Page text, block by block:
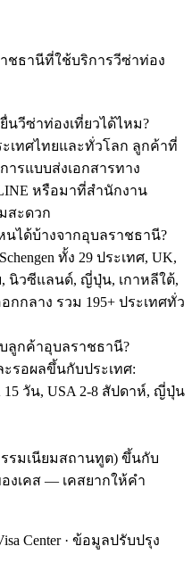
ชธานีที่ใช้บริการวีซ่าท่อง
นวีซ่าท่องเที่ยวได้ไหม?
เทศไทยและทั่วโลก ลูกค้าที่
รแบบส่งเอกสารทาง
หรือมาที่สำนักงาน
สะดวก
นได้บ้างจากอุบลราชธานี?
ทั้ง 29 ประเทศ, UK,
, นิวซีแลนด์, ญี่ปุ่น, เกาหลีใต้,
กกลาง รวม 195+ ประเทศทั่ว
ลูกค้าอุบลราชธานี?
ะรอผลขึ้นกับประเทศ:
15 วัน, USA 2-8 สัปดาห์, ญี่ปุ่น
รรมเนียมสถานทูต) ขึ้นกับ
งเคส — เคสยากให้คำ
Center · ข้อมูลปรับปรุง